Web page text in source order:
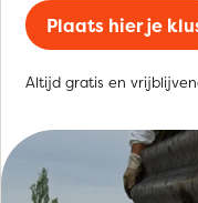
Plaats hier je
Altijd gratis en